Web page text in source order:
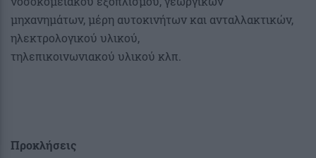
μηχανημάτων, μέρη αυτοκινήτων και ανταλλακτικών,
ηλεκτρολογικού υλικού,
τηλεπικοινωνιακού υλικού κλπ.
Προκλήσεις